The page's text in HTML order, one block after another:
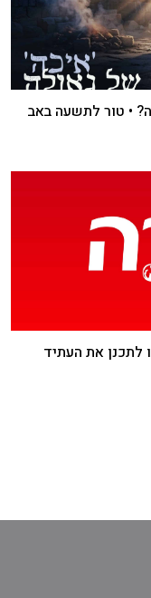
• טור לתשעה באב
לתכנן את העתיד